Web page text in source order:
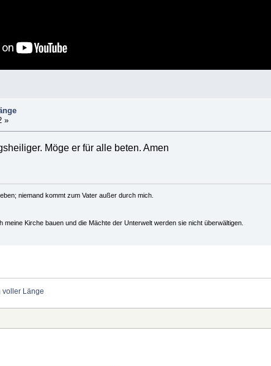
»
Möge er für alle beten. Amen
niemand kommt zum Vater außer durch mich.
Kirche bauen und die Mächte der Unterwelt werden sie nicht überwältigen.
voller Länge